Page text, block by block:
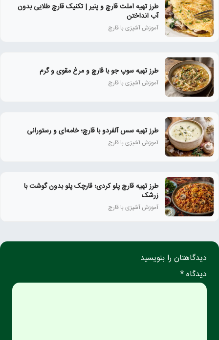
طرز تهیه املت قارچ و پنیر | تکنیک قارچ طلایی بدون
آب انداختن
آموزش آشپزی با قارچ
طرز تهیه سوپ جو با قارچ و مرغ مقوی و گرم
آموزش آشپزی با قارچ
طرز تهیه سس آلفردو با قارچ؛ خامه‌ای و رستورانی
آموزش آشپزی با قارچ
طرز تهیه قارچ پلو کردی؛ قارچک پلو بدون گوشت با
زرشک
آموزش آشپزی با قارچ
دیدگاهتان را بنویسید
دیدگاه *